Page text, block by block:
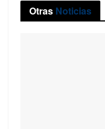
Otras Noticias